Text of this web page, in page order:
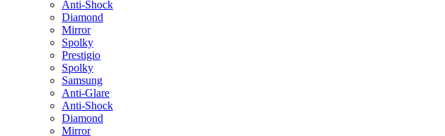
Anti-Shock
Diamond
Mirror
Spolky
Prestigio
Spolky
Samsung
Anti-Glare
Anti-Shock
Diamond
Mirror